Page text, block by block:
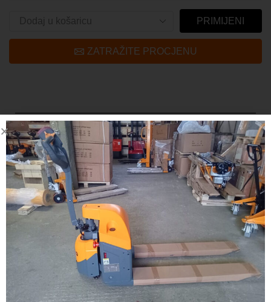
PRIMIJENI
ZATRAŽITE PROCJENU
DELACCO d.o.o.
Čabdin 53,
10450 Jastrebarsko
OIB: HR61037617977
091 25 50 100 | 091 20 40 800 |
prodaja@delacco.hr